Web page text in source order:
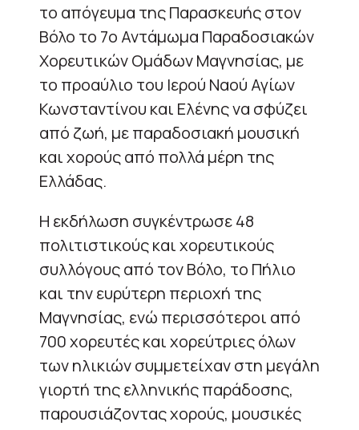
το απόγευμα της Παρασκευής στον
Βόλο το 7ο Αντάμωμα Παραδοσιακών
Χορευτικών Ομάδων Μαγνησίας, με
το προαύλιο του Ιερού Ναού Αγίων
Κωνσταντίνου και Ελένης να σφύζει
από ζωή, με παραδοσιακή μουσική
και χορούς από πολλά μέρη της
Ελλάδας.
Η εκδήλωση συγκέντρωσε 48
πολιτιστικούς και χορευτικούς
συλλόγους από τον Βόλο, το Πήλιο
και την ευρύτερη περιοχή της
Μαγνησίας, ενώ περισσότεροι από
700 χορευτές και χορεύτριες όλων
των ηλικιών συμμετείχαν στη μεγάλη
γιορτή της ελληνικής παράδοσης,
παρουσιάζοντας χορούς, μουσικές